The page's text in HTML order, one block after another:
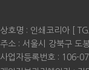
상호명 : 인쇄코리아 [
주소 : 서울시 강북구 도
사업자등록번호 : 106-